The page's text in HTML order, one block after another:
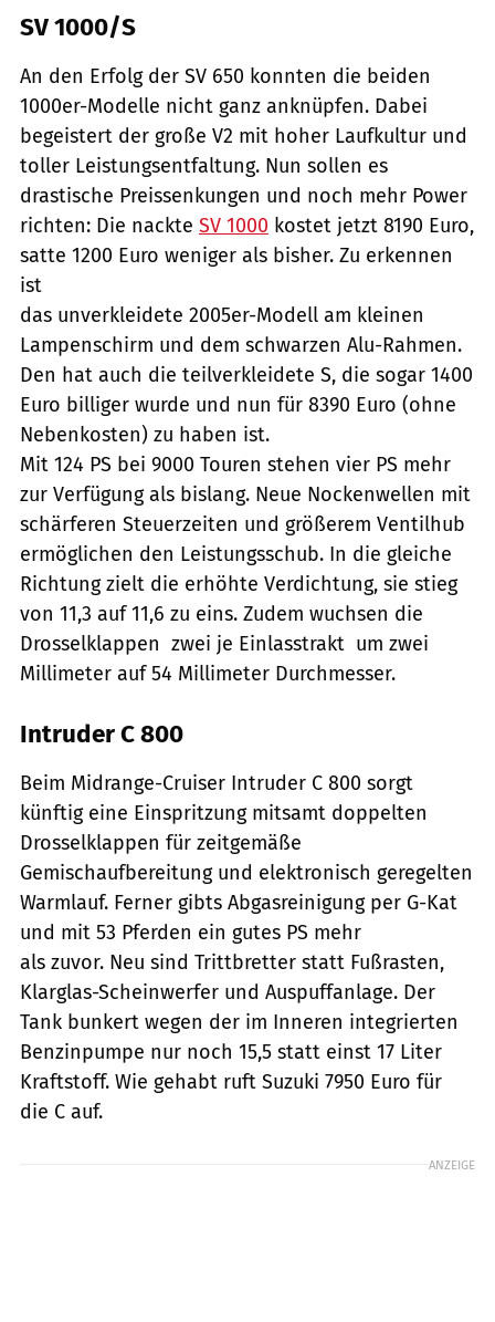
SV 1000/S
An den Erfolg der SV 650 konnten die beiden
1000er-Modelle nicht ganz anknüpfen. Dabei
begeistert der große V2 mit hoher Laufkultur und
toller Leistungsentfaltung. Nun sollen es
drastische Preissenkungen und noch mehr Power
richten: Die nackte SV 1000 kostet jetzt 8190 Euro,
satte 1200 Euro weniger als bisher. Zu erkennen
ist
das unverkleidete 2005er-Modell am kleinen
Lampenschirm und dem schwarzen Alu-Rahmen.
Den hat auch die teilverkleidete S, die sogar 1400
Euro billiger wurde und nun für 8390 Euro (ohne
Nebenkosten) zu haben ist.
Mit 124 PS bei 9000 Touren stehen vier PS mehr
zur Verfügung als bislang. Neue Nockenwellen mit
schärferen Steuerzeiten und größerem Ventilhub
ermöglichen den Leistungsschub. In die gleiche
Richtung zielt die erhöhte Verdichtung, sie stieg
von 11,3 auf 11,6 zu eins. Zudem wuchsen die
Drosselklappen  zwei je Einlasstrakt  um zwei
Millimeter auf 54 Millimeter Durchmesser.
Intruder C 800
Beim Midrange-Cruiser Intruder C 800 sorgt
künftig eine Einspritzung mitsamt doppelten
Drosselklappen für zeitgemäße
Gemischaufbereitung und elektronisch geregelten
Warmlauf. Ferner gibts Abgasreinigung per G-Kat
und mit 53 Pferden ein gutes PS mehr
als zuvor. Neu sind Trittbretter statt Fußrasten,
Klarglas-Scheinwerfer und Auspuffanlage. Der
Tank bunkert wegen der im Inneren integrierten
Benzinpumpe nur noch 15,5 statt einst 17 Liter
Kraftstoff. Wie gehabt ruft Suzuki 7950 Euro für
die C auf.
ANZEIGE